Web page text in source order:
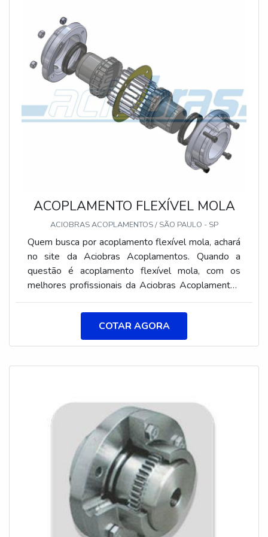
qualidade onde são realizadas as atividades e
matéria-prima de excelente qualidade. Tudo isso,
somado a uma equipe multidisciplinar de
consultores associados e profissionais qualificados,
garante a melhor experiência para os clientes com
qualidade.
ACOPLAMENTO FLEXÍVEL MOLA
ACIOBRAS ACOPLAMENTOS / SÃO PAULO - SP
Quem busca por acoplamento flexível mola, achará
no site da Aciobras Acoplamentos. Quando a
questão é acoplamento flexível mola, com os
melhores profissionais da Aciobras Acoplamentos
o cliente obtém precisão e diversas opções de
pagamento.ALGUNS DETALHES SOBRE O
ACOPLAMENTO FLEXÍVEL MOLAA Aciobras
Acoplamentos canaliza seus esforços em criar aos
oferecer acoplamento flexível mola com excelente
custo-benefício.Há muitas maneiras eficientes de
uma companhia demonstrar competência,
excelência e destaque em sua área de atuação. A
Aciobras Acoplamentos se mostra referência por
ter: Mais de 30 anos de experiência no ramo;
Equipamentos de última geração; Estrutura
suficiente para atender todas as demandas; Sede
em localização privilegiada na cidade de São
Paulo.Ainda com uma visão analítica sobre
COTAR AGORA